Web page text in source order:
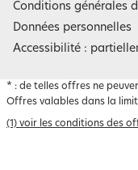
Belgique
Conditions générales
Données personnelles
Accessibilité :
* : de telles offres ne
Offres valables dans la
(1) voir les conditions des